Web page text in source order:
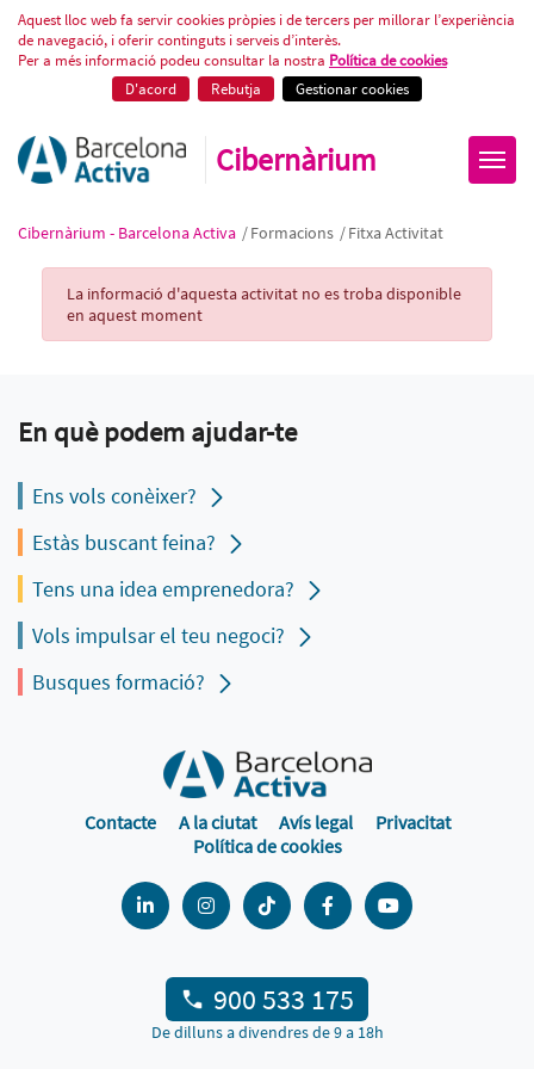
Fitxa Activitat
Aquest lloc web fa servir cookies pròpies i de tercers per millorar l’experiència
de navegació, i oferir continguts i serveis d’interès.
Per a més informació podeu consultar la nostra Política de cookies
D'acord
Rebutja Gestionar cookies
Cibernàrium
Cibernàrium - Barcelona Activa /Formacions /Fitxa Activitat
Activity Record
La informació d'aquesta activitat no es troba disponible
en aquest moment
En què podem ajudar-te
Ens vols conèixer?
Estàs buscant feina?
Tens una idea emprenedora?
Vols impulsar el teu negoci?
Busques formació?
Contacte A la ciutat Avís legal
Privacitat
Política de cookies
900 533 175
De dilluns a divendres de 9 a 18h